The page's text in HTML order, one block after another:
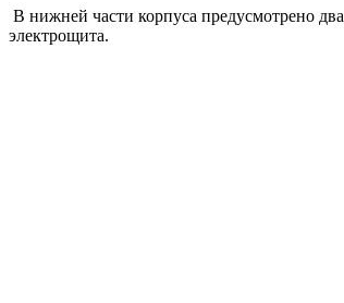
В нижней части корпуса предусмотрено
электрощита.